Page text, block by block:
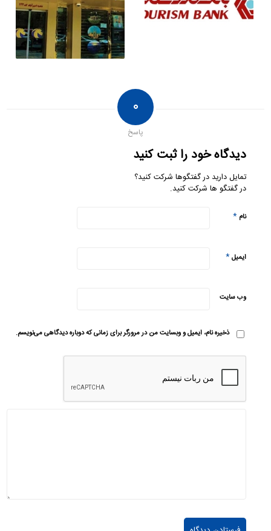
۰
پاسخ
دیدگاه خود را ثبت کنید
تمایل دارید در گفتگوها شرکت کنید؟
در گفتگو ها شرکت کنید.
نام*
ایمیل*
وب‌ سایت
ذخیره نام، ایمیل و وبسایت من در مرورگر برای زمانی که دوباره دیدگاهی می‌نویسم.